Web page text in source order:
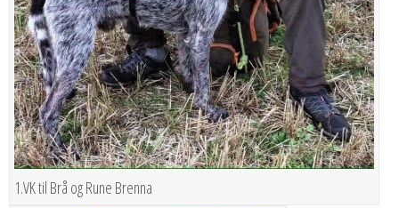
1.VK til Brå og Rune Brenna